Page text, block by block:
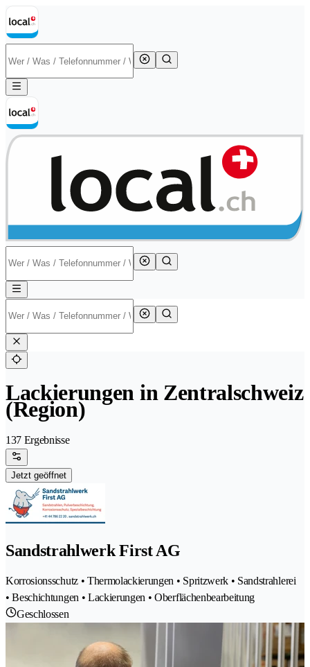
Lackierungen in Zentralschweiz
(Region)
137 Ergebnisse
Jetzt geöffnet
Sandstrahlwerk First AG
Korrosionsschutz • Thermolackierungen • Spritzwerk • Sandstrahlerei
• Beschichtungen • Lackierungen • Oberflächenbearbeitung
Geschlossen